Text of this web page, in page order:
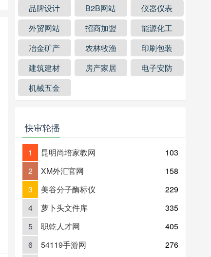
品牌设计
B2B网站
仪器仪表
外贸网站
招商加盟
能源化工
冶金矿产
农林牧渔
印刷包装
建筑建材
房产家居
电子安防
机械五金
快审轮播
1 昆明尚培家教网
103
2
XM外汇官网
158
3
美谷分子酶标仪
229
4
萝卜头文件库
335
5
职乾人才网
405
6
54119手游网
276